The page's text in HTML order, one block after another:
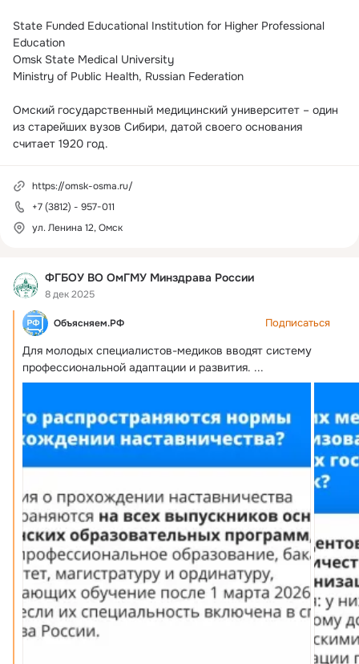
ФГБОУ ВО ОмГМУ Минздрава России
8 дек 2025
Объясняем.РФ Подписаться
Для молодых специалистов-медиков вводят систему
профессиональной адаптации и развития. ...
State Funded Educational Institution for Higher Professional
Education
Omsk State Medical University
Ministry of Public Health, Russian Federation
Омский государственный медицинский университет – один
из старейших вузов Сибири, датой своего основания
https://omsk-osma.ru/
+7 (3812) - 957-011
ул. Ленина 12, Омск